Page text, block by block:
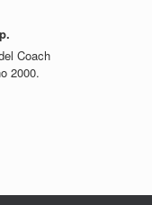
Coach
2000.